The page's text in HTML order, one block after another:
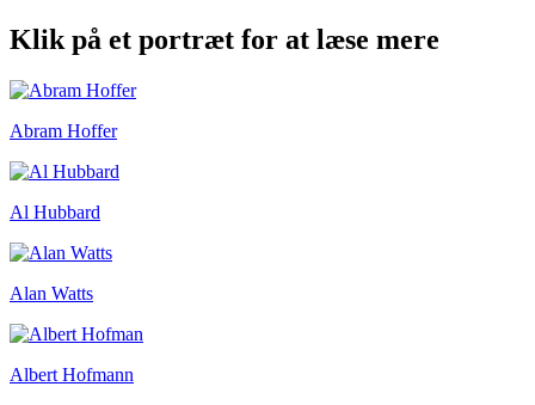
Klik på et portræt for at læse mere
Abram Hoffer
Al Hubbard
Alan Watts
Albert Hofmann